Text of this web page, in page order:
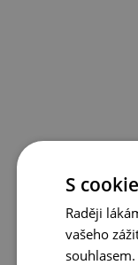
S
Raději
vašeho